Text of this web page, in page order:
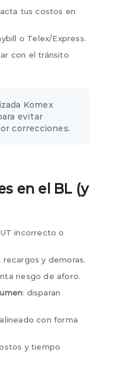
tus costos en
o Telex/Express.
con el tránsito
Komex
evitar
correcciones.
en el BL (y
incorrecto o
recargos y demoras.
riesgo de aforo.
: disparan
con forma
y tiempo